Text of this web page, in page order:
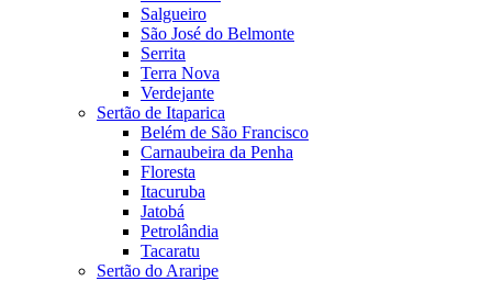
Salgueiro
São José do Belmonte
Serrita
Terra Nova
Verdejante
Sertão de Itaparica
Belém de São Francisco
Carnaubeira da Penha
Floresta
Itacuruba
Jatobá
Petrolândia
Tacaratu
Sertão do Araripe